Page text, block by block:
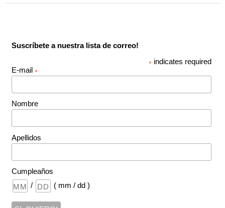
Suscríbete a nuestra lista de correo!
* indicates required
E-mail *
Nombre
Apellidos
Cumpleaños
/
( mm / dd )